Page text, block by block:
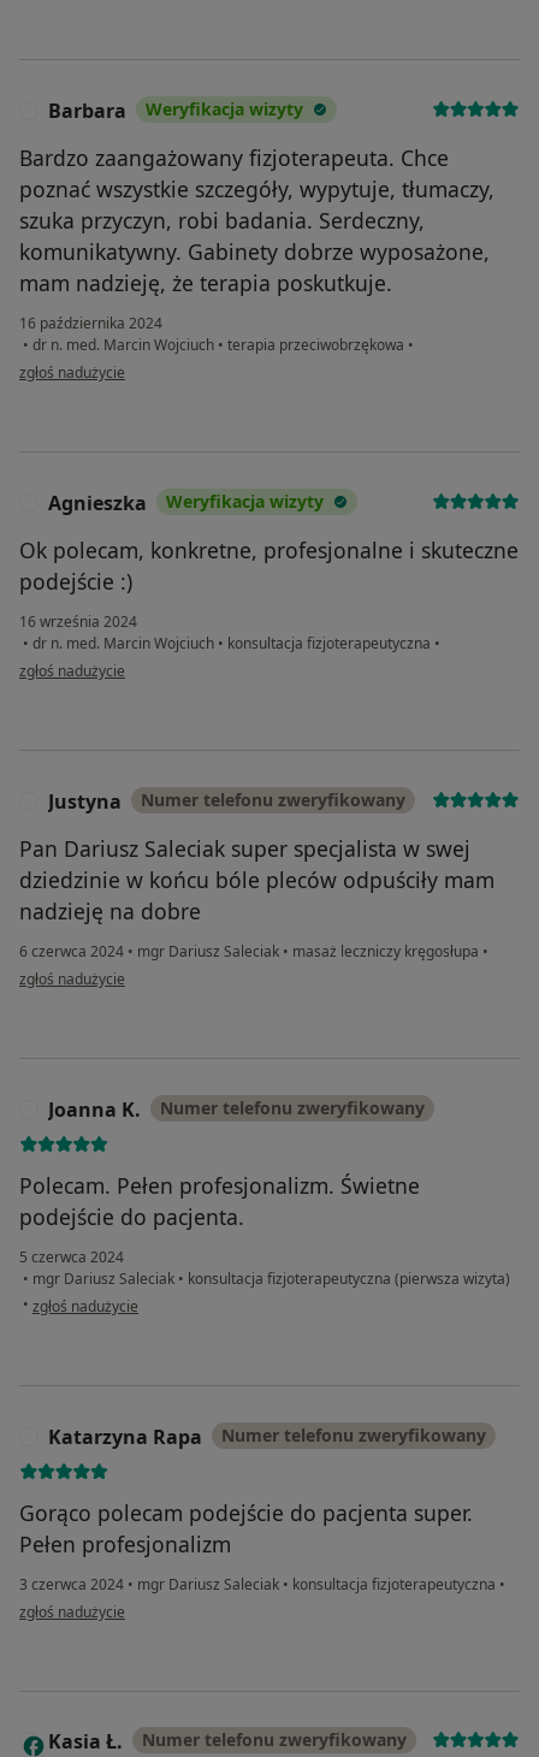
Barbara Weryfikacja wizyty
Bardzo zaangażowany fizjoterapeuta. Chce
poznać wszystkie szczegóły, wypytuje, tłumaczy,
szuka przyczyn, robi badania. Serdeczny,
komunikatywny. Gabinety dobrze wyposażone,
mam nadzieję, że terapia poskutkuje.
16 października 2024
• dr n. med. Marcin Wojciuch • terapia przeciwobrzękowa •
w opinii użytkownika Barbara
zgłoś nadużycie
Agnieszka Weryfikacja wizyty
Ok polecam, konkretne, profesjonalne i skuteczne
podejście :)
16 września 2024
• dr n. med. Marcin Wojciuch • konsultacja fizjoterapeutyczna •
w opinii użytkownika Agnieszka
zgłoś nadużycie
Justyna Numer telefonu zweryfikowany
Pan Dariusz Saleciak super specjalista w swej
dziedzinie w końcu bóle pleców odpuściły mam
nadzieję na dobre
6 czerwca 2024 • mgr Dariusz Saleciak • masaż leczniczy kręgosłupa •
w opinii użytkownika Justyna
zgłoś nadużycie
Joanna K. Numer telefonu zweryfikowany
Polecam. Pełen profesjonalizm. Świetne
podejście do pacjenta.
5 czerwca 2024
• mgr Dariusz Saleciak • konsultacja fizjoterapeutyczna (pierwsza wizyta)
• w opinii użytkownika Joanna K.
zgłoś nadużycie
Katarzyna Rapa Numer telefonu zweryfikowany
Gorąco polecam podejście do pacjenta super.
Pełen profesjonalizm
3 czerwca 2024 • mgr Dariusz Saleciak • konsultacja fizjoterapeutyczna •
w opinii użytkownika Katarzyna Rapa
zgłoś nadużycie
K Kasia Ł. Numer telefonu zweryfikowany